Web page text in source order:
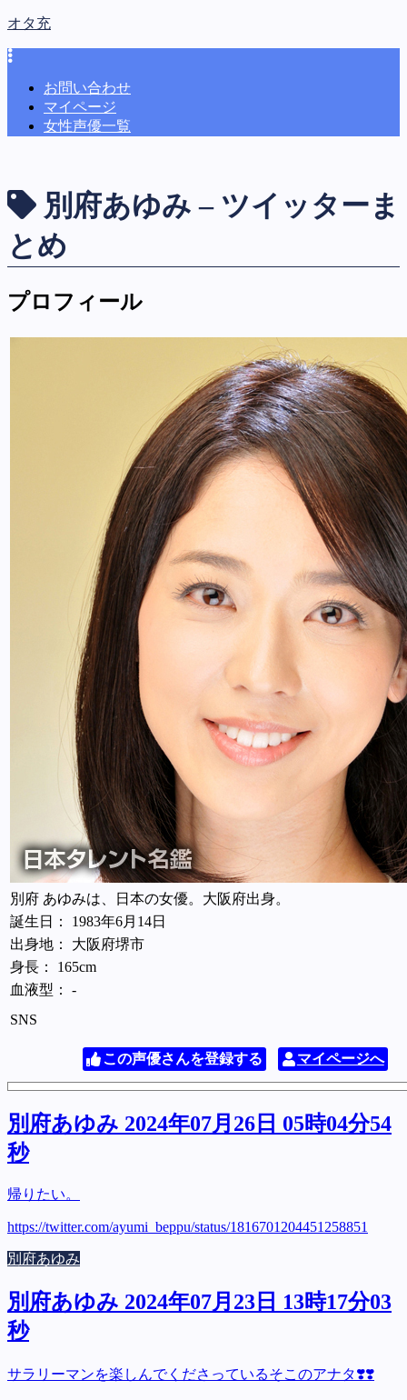
オタ充
お問い合わせ
マイページ
女性声優一覧
別府あゆみ – ツイッターま
とめ
プロフィール
別府 あゆみは、日本の女優。大阪府出身。
誕生日： 1983年6月14日
出身地： 大阪府堺市
身長： 165cm
血液型： -
SNS
この声優さんを登録する マイページへ
別府あゆみ 2024年07月26日 05時04分54
秒
帰りたい。
https://twitter.com/ayumi_beppu/status/1816701204451258851
別府あゆみ
別府あゆみ 2024年07月23日 13時17分03
秒
サラリーマンを楽しんでくださっているそこのアナタ❣️❣️